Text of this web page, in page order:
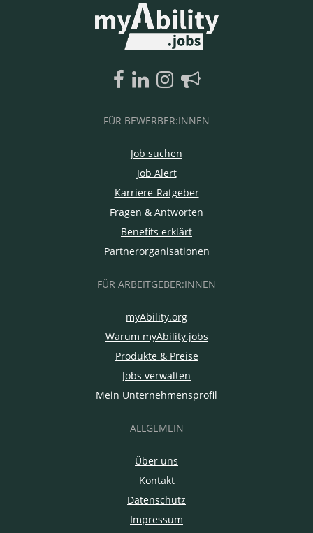
FÜR BEWERBER:INNEN
Job suchen
Job Alert
Karriere-Ratgeber
Fragen & Antworten
Benefits erklärt
Partnerorganisationen
FÜR ARBEITGEBER:INNEN
myAbility.org
Warum myAbility.jobs
Produkte & Preise
Jobs verwalten
Mein Unternehmensprofil
ALLGEMEIN
Über uns
Kontakt
Datenschutz
Impressum